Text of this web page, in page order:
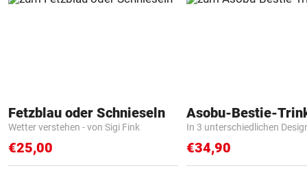
Fetzblau oder Schnieseln
Wetter verstehen - von Sigi Fink
€25,00
Asobu-Bestie-
In 3 unterschiedlichen
€34,90